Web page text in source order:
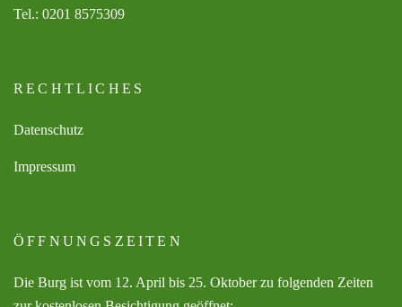
Tel.: 0201 8575309
RECHTLICHES
Datenschutz
Impressum
ÖFFNUNGSZEITEN
Die Burg ist vom 12. April bis 25. Oktober zu folgenden Zeiten